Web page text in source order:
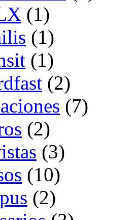
(1)
(1)
(1)
(2)
(7)
(2)
(3)
(10)
(2)